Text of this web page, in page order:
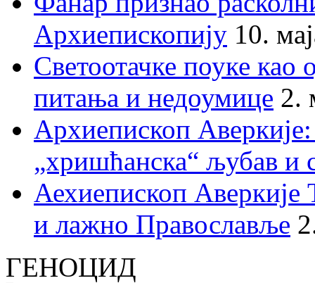
Архиепископију 10.
Светоотачке поуке као
питања и недоумице 2.
Архиепископ
„хришћанска“ љубав и
Аехиепископ
и лажно Православље
ГЕНОЦИД